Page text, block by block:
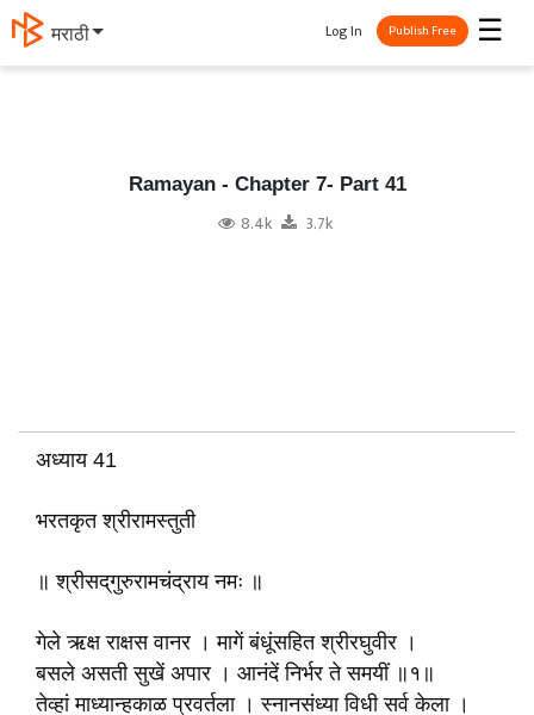
मराठी ☰
Log In Publish Free
Ramayan - Chapter 7- Part 41
8.4k 3.7k
अध्याय 41
भरतकृत श्रीरामस्तुती
॥ श्रीसद्‌गुरुरामचंद्राय नमः ॥
गेले ऋक्ष राक्षस वानर । मागें बंधूंसहित श्रीरघुवीर ।
बसले असती सुखें अपार । आनंदें निर्भर ते समयीं ॥१॥
तेव्हां माध्यान्हकाळ प्रवर्तला । स्नानसंध्या विधी सर्व केला ।